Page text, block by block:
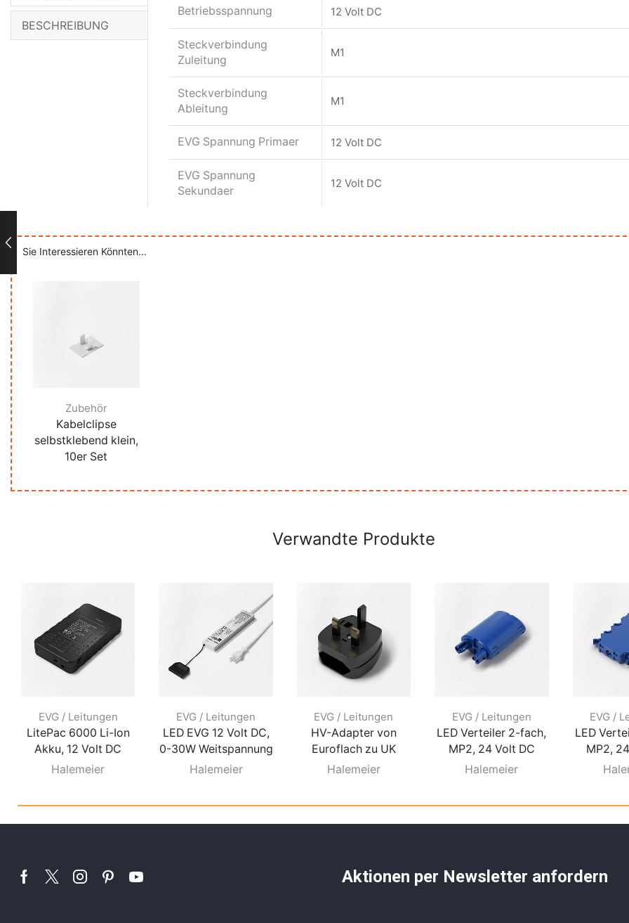
BESCHREIBUNG
Betriebsspannung 12 Volt DC
Steckverbindung
Zuleitung
M1
Steckverbindung
Ableitung
M1
EVG Spannung Primaer 12 Volt DC
EVG Spannung
Sekundaer
12 Volt DC
Sie Interessieren Könnten...
Zubehör
Kabelclipse
selbstklebend klein,
10er Set
Verwandte Produkte
EVG / Leitungen
LitePac 6000 Li-Ion
Akku, 12 Volt DC
Halemeier
EVG / Leitungen
LED EVG 12 Volt DC,
0-30W Weitspannung
Halemeier
EVG / Leitungen
HV-Adapter von
Euroflach zu UK
Halemeier
EVG / Leitungen
LED Verteiler 2-fach,
MP2, 24 Volt DC
Halemeier
EVG /
LED
MP2,
Aktionen per Newsletter anfordern